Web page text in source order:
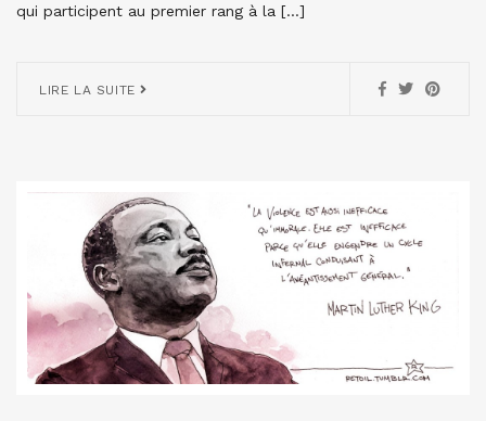
qui participent au premier rang à la […]
LIRE LA SUITE